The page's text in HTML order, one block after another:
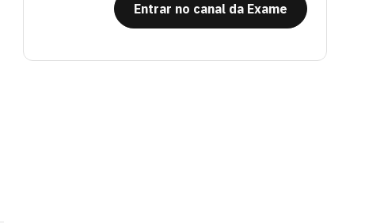
Entrar no canal da Exame